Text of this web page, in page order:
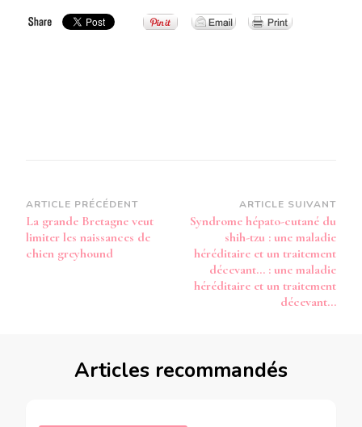
Navigation
d’article
ARTICLE PRÉCÉDENT
La grande Bretagne veut
limiter les naissances de
chien greyhound
ARTICLE SUIVANT
Syndrome hépato-cutané du
shih-tzu : une maladie
héréditaire et un traitement
décevant… : une maladie
héréditaire et un traitement
décevant…
Articles recommandés